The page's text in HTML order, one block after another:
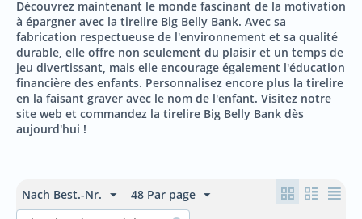
Découvrez maintenant le monde fascinant de la motivation
à épargner avec la tirelire Big Belly Bank. Avec sa
fabrication respectueuse de l'environnement et sa qualité
durable, elle offre non seulement du plaisir et un temps de
jeu divertissant, mais elle encourage également l'éducation
financière des enfants. Personnalisez encore plus la tirelire
en la faisant graver avec le nom de l'enfant. Visitez notre
site web et commandez la tirelire Big Belly Bank dès
aujourd'hui !
Nach Best.-Nr. 48 Par page